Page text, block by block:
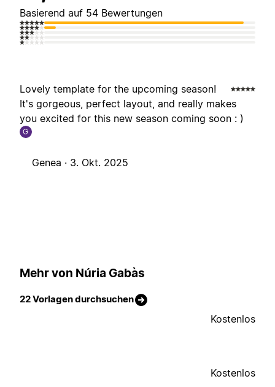
Basierend auf 54 Bewertungen
Lovely template for the upcoming season!
It's gorgeous, perfect layout, and really makes
you excited for this new season coming soon : )
G
Genea · 3. Okt. 2025
Mehr von Núria Gabàs
22 Vorlagen durchsuchen
Kostenlos
Kostenlos